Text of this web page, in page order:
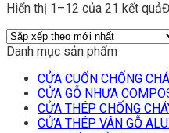
Hiển thị 1–12 của 21 kết quả
Danh mục sản phẩm
CỬA CUỐN CHỐNG
CỬA GỖ NHỰA
CỬA THÉP CHỐNG
CỬA THÉP VÂN GỖ